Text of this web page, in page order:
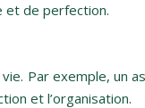
et de perfection.
Par exemple, un
et l’organisation.